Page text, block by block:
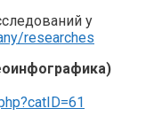
у
researches